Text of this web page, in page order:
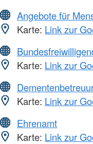
Angebote für
Karte: Link zur
Karte: Link zur
Karte: Link zur
Ehrenamt
Karte: Link zur